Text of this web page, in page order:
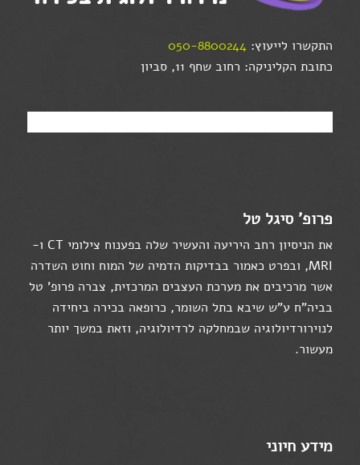
מידע חיוני
פרופ' סיגל טל
את הניסיון רחב היריעה והעשיר שלה בפענוח צילומי CT ו-
MRI, ובפרט כאמור בבדיקות הדמיה של המוח וחוט השדרה
אשר מרכיבים את מערכת העצבים המרכזית, צברה פרופ' טל
בביה"ח ע"ש שיבא בתל השומר, כרופאה בכירה ביחידה
לנוירורדיולוגיה שבמחלקה לרדיולוגיה, וזאת במשך יותר
מעשור.
התקשרו לייעוץ: 050-8800244
כתובת הקליניקה: רחוב שחף 11, סביון